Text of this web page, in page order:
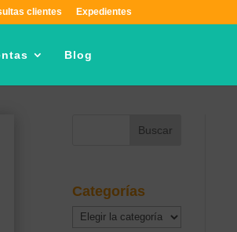
clientes Expedientes
Blog
Categorías
Categorías